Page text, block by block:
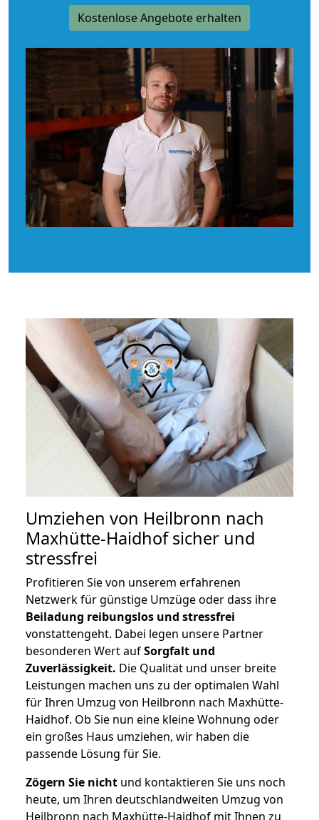
Kostenlose Angebote erhalten
Umziehen von Heilbronn nach
Maxhütte-Haidhofsicher und
stressfrei
Profitieren Sie von unserem erfahrenen
Netzwerk für günstige Umzüge oder dass ihre
Beiladung reibungslos und stressfrei
vonstattengeht. Dabei legen unsere Partner
besonderen Wert aufSorgfalt und
Zuverlässigkeit. Die Qualität und unser breite
Leistungen machen uns zu der optimalen Wahl
für Ihren Umzug von Heilbronn nach Maxhütte-
Haidhof. Ob Sie nun eine kleine Wohnung oder
ein großes Haus umziehen, wir haben die
passende Lösung für Sie.
Zögern Sie nicht und kontaktieren Sie uns noch
heute, um Ihren deutschlandweiten Umzug von
Heilbronn nach Maxhütte-Haidhof mit Ihnen zu